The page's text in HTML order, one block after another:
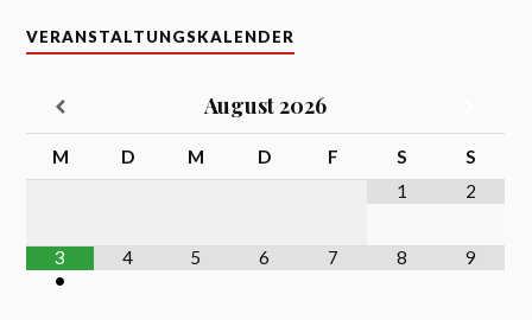
VERANSTALTUNGSKALENDER
August2026
M D M D F S
S
1
2
3
•
4 5 6 7 8 9